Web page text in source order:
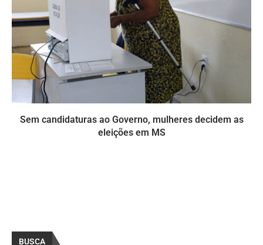
Sem candidaturas ao Governo, mulheres decidem as
eleições em MS
BUSCA